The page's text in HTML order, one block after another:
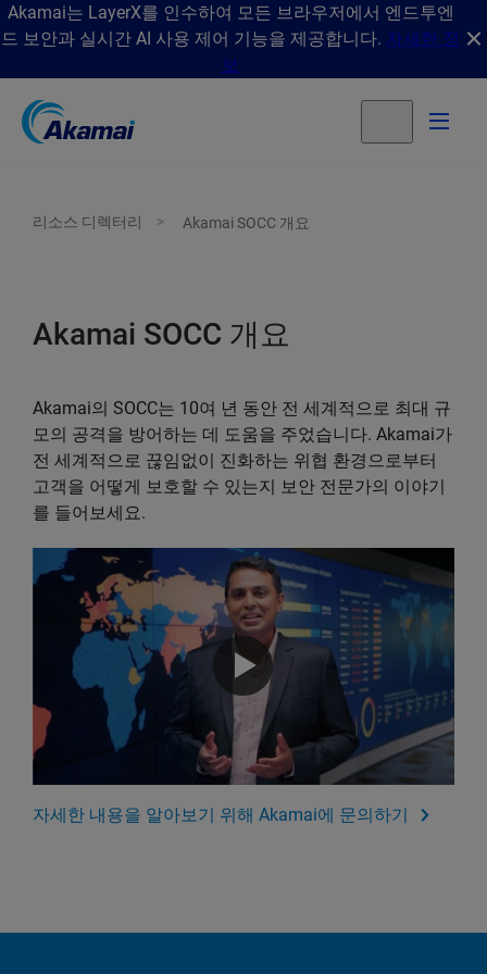
Akamai는 LayerX를 인수하여 모든 브라우저에서 엔드투엔
드 보안과 실시간 AI 사용 제어 기능을 제공합니다. 자세한 정
보
리소스 디렉터리 Akamai SOCC 개요
Akamai SOCC 개요
Akamai의 SOCC는 10여 년 동안 전 세계적으로 최대 규
모의 공격을 방어하는 데 도움을 주었습니다. Akamai가
전 세계적으로 끊임없이 진화하는 위협 환경으로부터
고객을 어떻게 보호할 수 있는지 보안 전문가의 이야기
를 들어보세요.
자세한 내용을 알아보기 위해 Akamai에 문의하기